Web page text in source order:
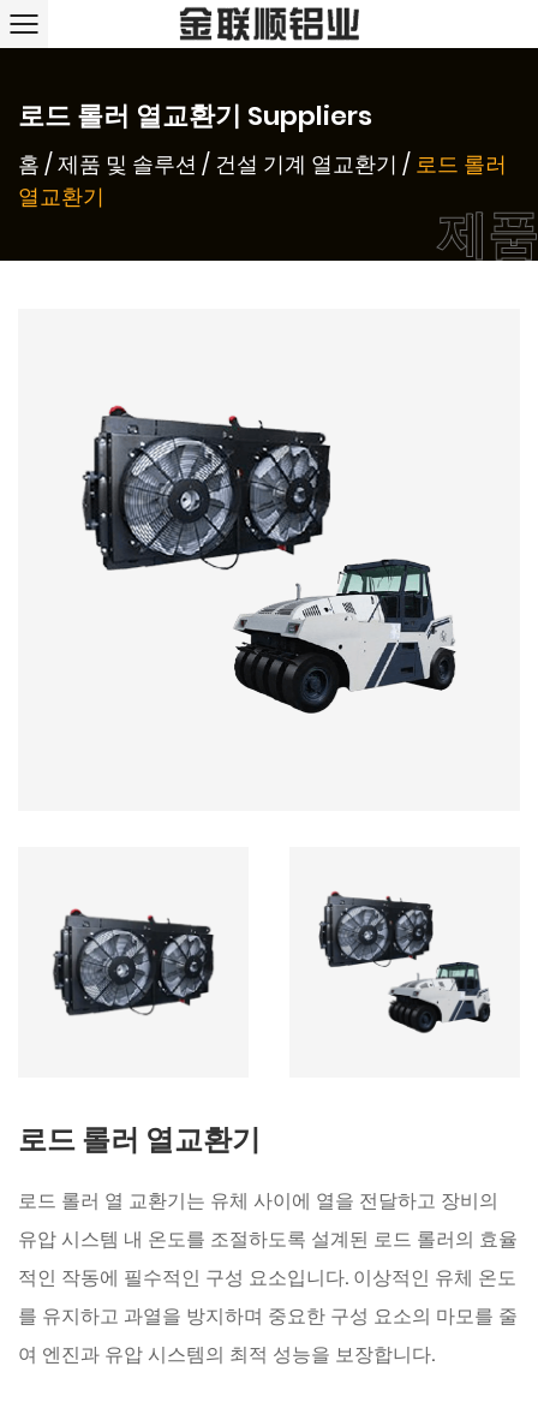
제품
로드 롤러 열교환기 Suppliers
홈 /제품 및 솔루션 / 건설 기계 열교환기 / 로드 롤러
열교환기
로드 롤러 열교환기
로드 롤러 열 교환기는 유체 사이에 열을 전달하고 장비의
유압 시스템 내 온도를 조절하도록 설계된 로드 롤러의 효율
적인 작동에 필수적인 구성 요소입니다. 이상적인 유체 온도
를 유지하고 과열을 방지하며 중요한 구성 요소의 마모를 줄
여 엔진과 유압 시스템의 최적 성능을 보장합니다.